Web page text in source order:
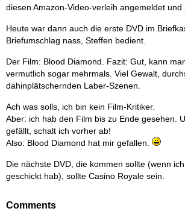
diesen Amazon-Video-verleih angemeldet
Heute war dann auch die erste DVD im
Briefumschlag nass, Steffen bedient.
Der Film: Blood Diamond. Fazit: Gut, kann
vermutlich sogar mehrmals. Viel Gewalt,
dahinplätschernden Laber-Szenen.
Ach was solls, ich bin kein Film-Kritiker.
Aber: ich hab den Film bis zu Ende gesehen.
gefällt, schalt ich vorher ab!
Also: Blood Diamond hat mir gefallen.
Die nächste DVD, die kommen sollte (wenn
geschickt hab), sollte Casino Royale sein.
Comments